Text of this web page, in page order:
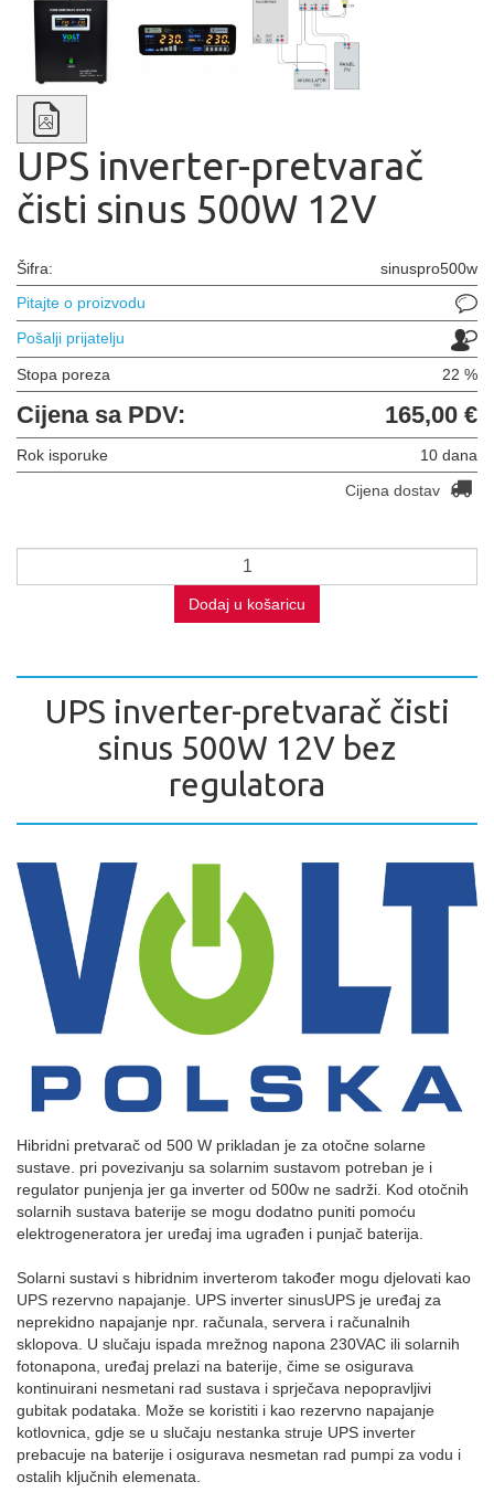
UPS inverter-pretvarač
čisti sinus 500W 12V
Šifra:
sinuspro500w
Pitajte o proizvodu
Pošalji prijatelju
Stopa poreza 22 %
Cijena sa PDV: 165,00 €
Rok isporuke
10 dana
Cijena dostav
Dodaj u košaricu
UPS inverter-pretvarač čisti
sinus 500W 12V bez
regulatora
Hibridni pretvarač od 500 W prikladan je za otočne solarne
sustave. pri povezivanju sa solarnim sustavom potreban je i
regulator punjenja jer ga inverter od 500w ne sadrži. Kod otočnih
solarnih sustava baterije se mogu dodatno puniti pomoću
elektrogeneratora jer uređaj ima ugrađen i punjač baterija.
Solarni sustavi s hibridnim inverterom također mogu djelovati kao
UPS rezervno napajanje. UPS inverter sinusUPS je uređaj za
neprekidno napajanje npr. računala, servera i računalnih
sklopova. U slučaju ispada mrežnog napona 230VAC ili solarnih
fotonapona, uređaj prelazi na baterije, čime se osigurava
kontinuirani nesmetani rad sustava i sprječava nepopravljivi
gubitak podataka. Može se koristiti i kao rezervno napajanje
kotlovnica, gdje se u slučaju nestanka struje UPS inverter
prebacuje na baterije i osigurava nesmetan rad pumpi za vodu i
ostalih ključnih elemenata.